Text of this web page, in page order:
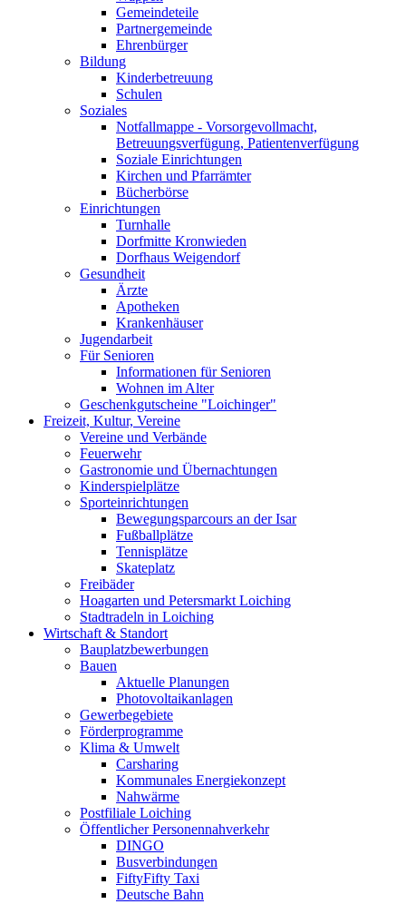
Gemeindeteile
Partnergemeinde
Ehrenbürger
Bildung
Kinderbetreuung
Schulen
Soziales
Notfallmappe - Vorsorgevollmacht,
Betreuungsverfügung, Patientenverfügung
Soziale Einrichtungen
Kirchen und Pfarrämter
Bücherbörse
Einrichtungen
Turnhalle
Dorfmitte Kronwieden
Dorfhaus Weigendorf
Gesundheit
Ärzte
Apotheken
Krankenhäuser
Jugendarbeit
Für Senioren
Informationen für Senioren
Wohnen im Alter
Geschenkgutscheine "Loichinger"
Freizeit, Kultur, Vereine
Vereine und Verbände
Feuerwehr
Gastronomie und Übernachtungen
Kinderspielplätze
Sporteinrichtungen
Bewegungsparcours an der Isar
Fußballplätze
Tennisplätze
Skateplatz
Freibäder
Hoagarten und Petersmarkt Loiching
Stadtradeln in Loiching
Wirtschaft & Standort
Bauplatzbewerbungen
Bauen
Aktuelle Planungen
Photovoltaikanlagen
Gewerbegebiete
Förderprogramme
Klima & Umwelt
Carsharing
Kommunales Energiekonzept
Nahwärme
Postfiliale Loiching
Öffentlicher Personennahverkehr
DINGO
Busverbindungen
FiftyFifty Taxi
Deutsche Bahn